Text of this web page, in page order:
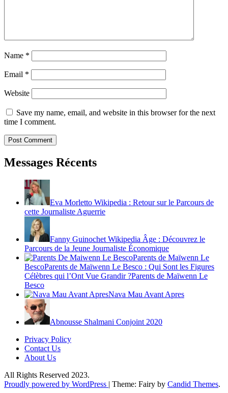
Name *
Email *
Website
Save my name, email, and website in this browser for the next
time I comment.
Messages Récents
Eva Morletto Wikipedia : Retour sur le Parcours de
cette Journaliste Aguerrie
Fanny Guinochet Wikipedia Âge : Découvrez le
Parcours de la Jeune Journaliste Économique
Parents de Maïwenn Le
BescoParents de Maïwenn Le Besco : Qui Sont les Figures
Célèbres qui l’Ont Vue Grandir ?Parents de Maïwenn Le
Besco
Nava Mau Avant Apres
Abnousse Shalmani Conjoint 2020
Privacy Policy
Contact Us
About Us
All Rights Reserved 2023.
Proudly powered by WordPress | Theme: Fairy by Candid Themes.